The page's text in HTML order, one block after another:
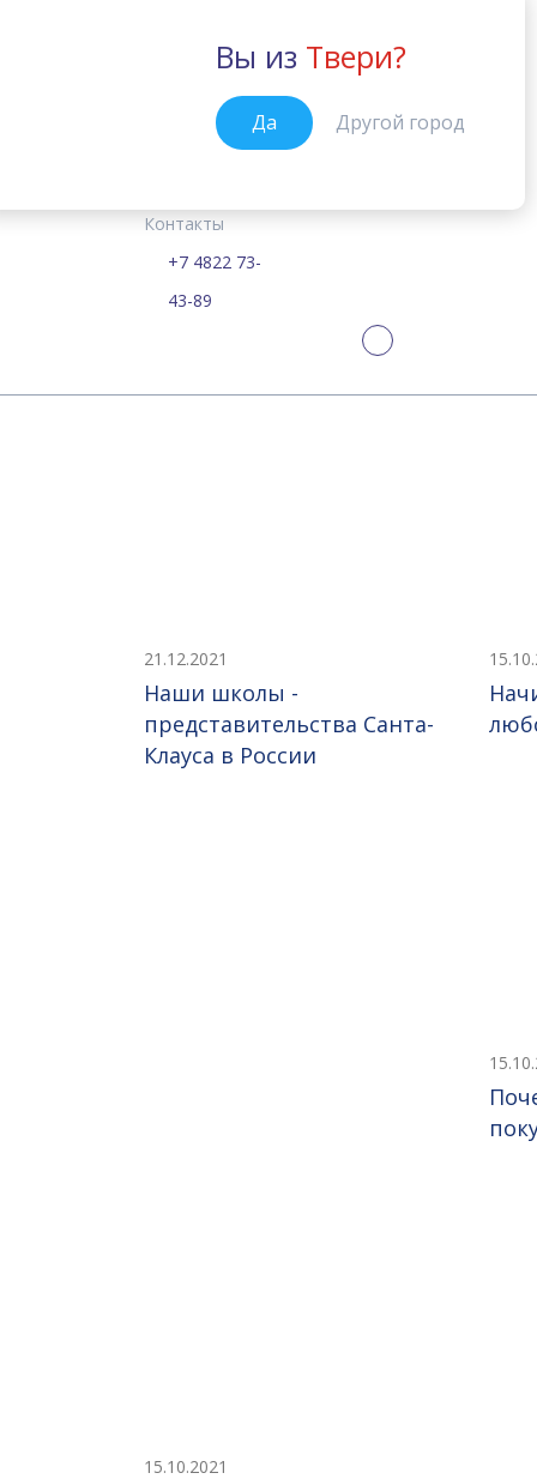
Вы из Твери?
Да Другой город
Цены
Контакты
+7 4822 73-
43-89
William Journal
21.12.2021
Наши школы -
представительства Санта-
Клауса в России
15.10.2021